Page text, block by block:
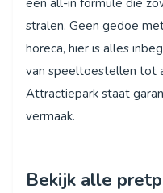
een all-in formule die
stralen. Geen gedoe
horeca, hier is alles
van speeltoestellen tot
Attractiepark staat
vermaak.
Bekijk alle